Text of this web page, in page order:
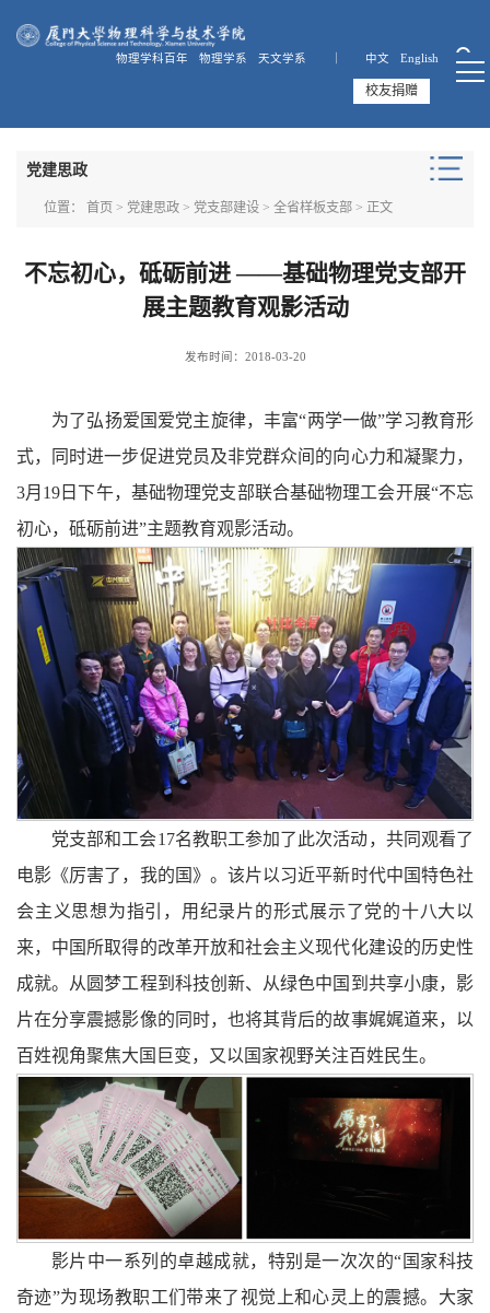
物理学科百年 物理学系 天文学系 ｜ 中文 English
校友捐赠
党建思政
位置： 首页 > 党建思政> 党支部建设> 全省样板支部> 正文
不忘初心，砥砺前进 ——基础物理党支部开
展主题教育观影活动
发布时间：2018-03-20
为了弘扬爱国爱党主旋律，丰富“两学一做”学习教育形
式，同时进一步促进党员及非党群众间的向心力和凝聚力，
3月19日下午，基础物理党支部联合基础物理工会开展“不忘
初心，砥砺前进”主题教育观影活动。
党支部和工会17名教职工参加了此次活动，共同观看了
电影《厉害了，我的国》。该片以习近平新时代中国特色社
会主义思想为指引，用纪录片的形式展示了党的十八大以
来，中国所取得的改革开放和社会主义现代化建设的历史性
成就。从圆梦工程到科技创新、从绿色中国到共享小康，影
片在分享震撼影像的同时，也将其背后的故事娓娓道来，以
百姓视角聚焦大国巨变，又以国家视野关注百姓民生。
影片中一系列的卓越成就，特别是一次次的“国家科技
奇迹”为现场教职工们带来了视觉上和心灵上的震撼。大家